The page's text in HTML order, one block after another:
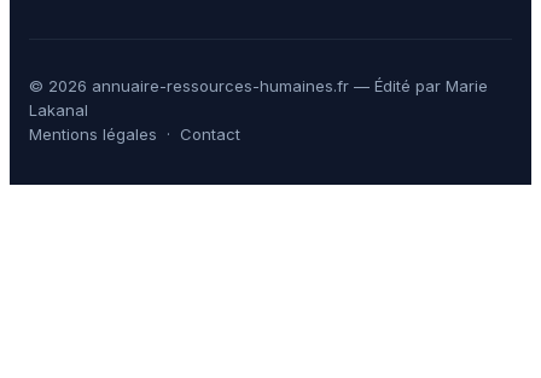
© 2026 annuaire-ressources-humaines.fr — Édité par Marie
Lakanal
Mentions légales · Contact